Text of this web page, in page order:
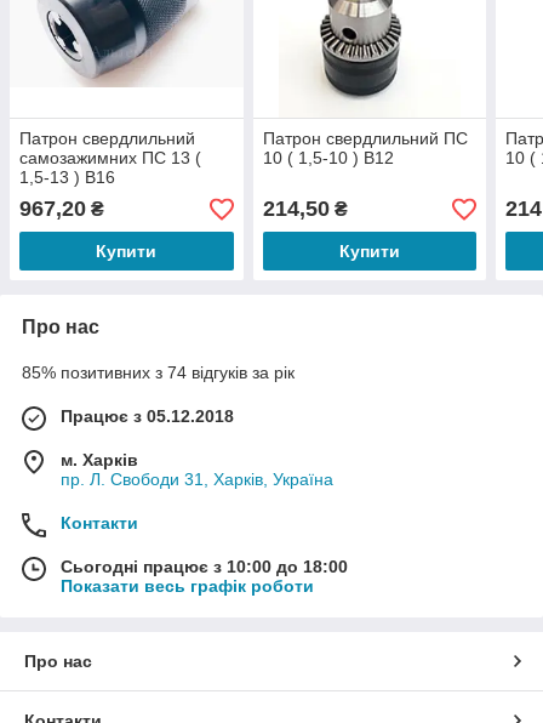
Патрон свердлильний
самозажимних ПС 13 (
1,5-13 ) В16
967,20 ₴
Купити
Патрон свердлильний ПС
10 ( 1,5-10 ) В12
214,50₴
Купити
10 (
Про нас
85% позитивних з 74 відгуків за рік
Працює з 05.12.2018
м. Харків
пр. Л. Свободи 31, Харків, Україна
Контакти
Сьогодні працює з 10:00 до 18:00
Показати весь графік роботи
Про нас